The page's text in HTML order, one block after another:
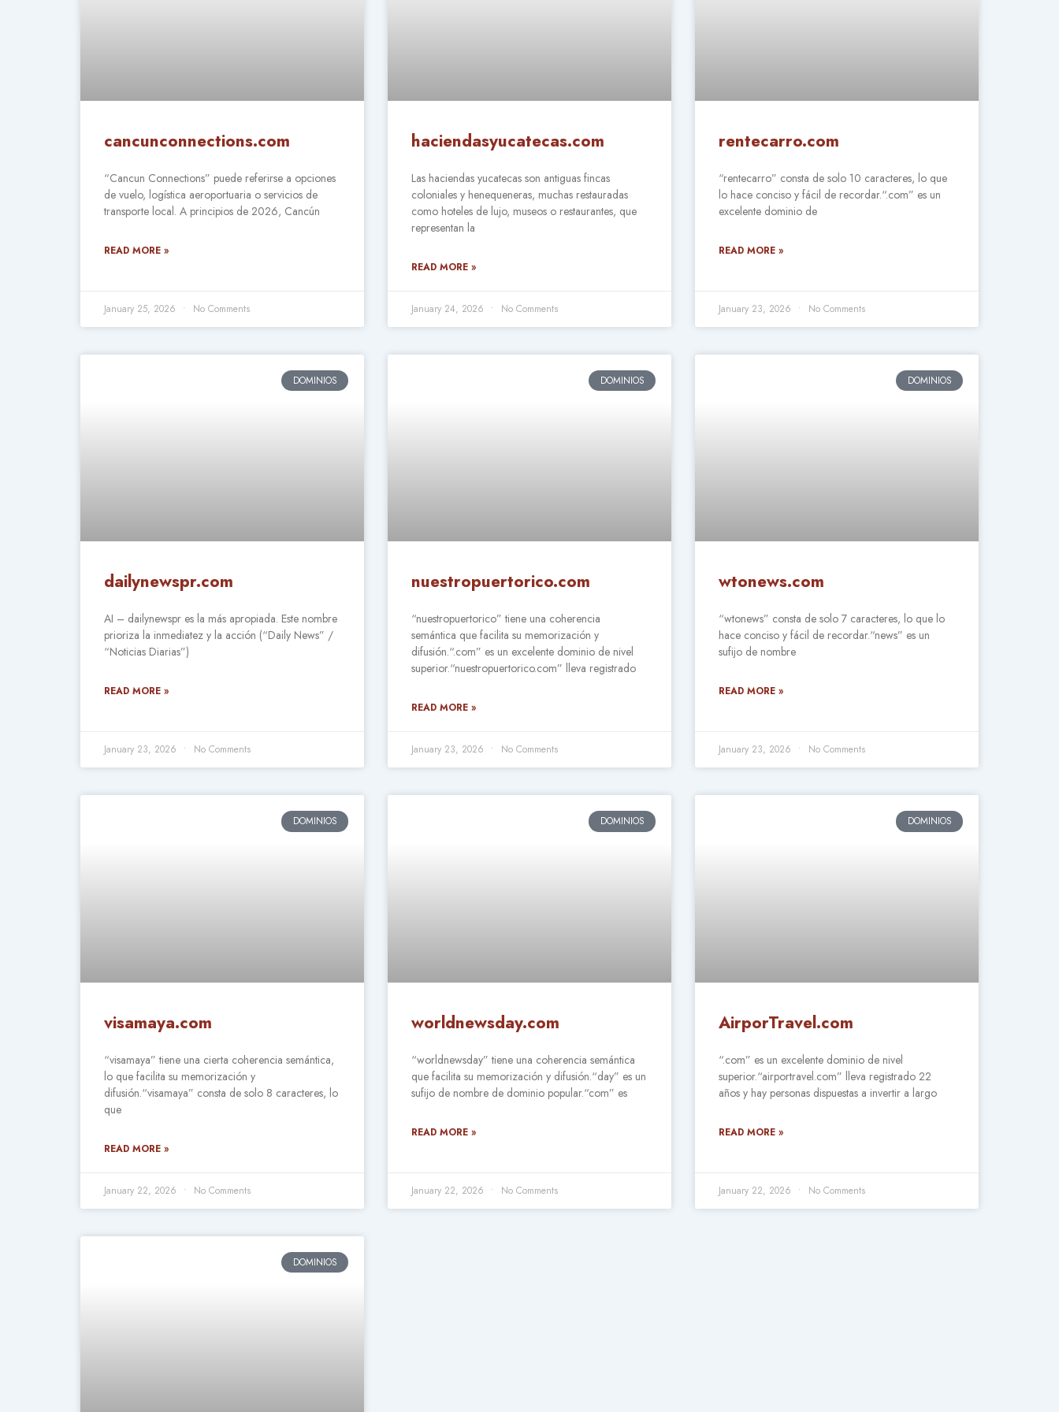
cancunconnections.com
“Cancun Connections” puede referirse a opciones
de vuelo, logística aeroportuaria o servicios de
transporte local. A principios de 2026, Cancún
READ MORE »
January 25, 2026 No Comments
haciendasyucatecas.com
Las haciendas yucatecas son antiguas fincas
coloniales y henequeneras, muchas restauradas
como hoteles de lujo, museos o restaurantes, que
representan la
READ MORE »
January 24, 2026 No Comments
rentecarro.com
“rentecarro” consta de solo 10 caracteres, lo que
lo hace conciso y fácil de recordar.“.com” es un
excelente dominio de
READ MORE »
January 23, 2026 No Comments
DOMINIOS
dailynewspr.com
AI – dailynewspr es la más apropiada. Este nombre
prioriza la inmediatez y la acción (“Daily News” /
“Noticias Diarias”)
READ MORE »
January 23, 2026 No Comments
DOMINIOS
nuestropuertorico.com
“nuestropuertorico” tiene una coherencia
semántica que facilita su memorización y
difusión.“.com” es un excelente dominio de nivel
superior.“nuestropuertorico.com” lleva registrado
READ MORE »
January 23, 2026 No Comments
DOMINIOS
wtonews.com
“wtonews” consta de solo 7 caracteres, lo que lo
hace conciso y fácil de recordar.“news” es un
sufijo de nombre
READ MORE »
January 23, 2026 No Comments
DOMINIOS
visamaya.com
“visamaya” tiene una cierta coherencia semántica,
lo que facilita su memorización y
difusión.“visamaya” consta de solo 8 caracteres, lo
que
READ MORE »
January 22, 2026 No Comments
DOMINIOS
worldnewsday.com
“worldnewsday” tiene una coherencia semántica
que facilita su memorización y difusión.“day” es un
sufijo de nombre de dominio popular.“com” es
READ MORE »
January 22, 2026 No Comments
DOMINIOS
AirporTravel.com
“.com” es un excelente dominio de nivel
superior.“airportravel.com” lleva registrado 22
años y hay personas dispuestas a invertir a largo
READ MORE »
January 22, 2026 No Comments
DOMINIOS